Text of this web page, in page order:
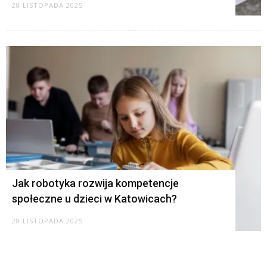
28 LISTOPADA 2025
Jak robotyka rozwija kompetencje
społeczne u dzieci w Katowicach?
28 LISTOPADA 2025